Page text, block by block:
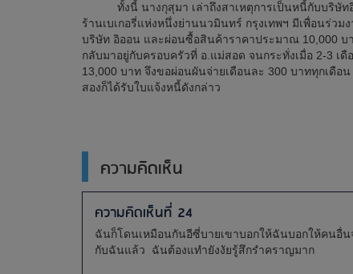
ทั้งนี้ นางกุสุมา เล่าถึงสาเหตุการเป็นหนี้กับบริษัทอิอ
ร้านเบเกอรี่แห่งหนึ่งย่านนวมินทร์ กรุงเทพฯ มีเพื่อนร่ว
บริษัท อิออน และผ่อนซื้อสินค้าราคาประมาณ 10,000 บ
กลับมาอยู่กับครอบครัวที่ อ.แม่สอด จนกระทั่งเมื่อ 2-3
13,000 บาท จึงขอผ่อนผันจ่ายเดือนละ 300 บาททุกเดือ
สองก็ได้รับใบแจ้งหนี้ดังกล่าว
ความคิดเห็น
ความคิดเห็นที่ 24
ฉันก็โดนเหมือนกันอีซี่บายเขาบอกให้ฉันบอกให้คนอื่
กับฉันแล้ว ฉันต้องแทำยังงัยรู้สึกรำคราญมาก